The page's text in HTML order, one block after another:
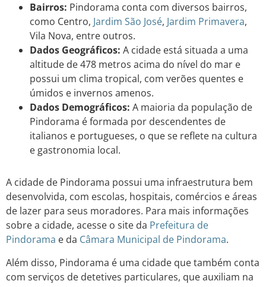
Bairros: Pindorama conta com diversos bairros,
como Centro, Jardim São José, Jardim Primavera,
Vila Nova, entre outros.
Dados Geográficos: A cidade está situada a uma
altitude de 478 metros acima do nível do mar e
possui um clima tropical, com verões quentes e
úmidos e invernos amenos.
Dados Demográficos: A maioria da população de
Pindorama é formada por descendentes de
italianos e portugueses, o que se reflete na cultura
e gastronomia local.
A cidade de Pindorama possui uma infraestrutura bem
desenvolvida, com escolas, hospitais, comércios e áreas
de lazer para seus moradores. Para mais informações
sobre a cidade, acesse o site da Prefeitura de
Pindorama e da Câmara Municipal de Pindorama.
Além disso, Pindorama é uma cidade que também conta
com serviços de detetives particulares, que auxiliam na